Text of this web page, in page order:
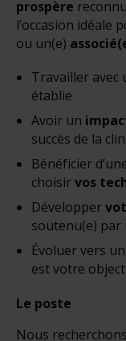
prospère
l’occasion idéale
ou un(e)
Travailler avec
établie
Avoir un
succès de la
Bénéficier
choisirvos
Développer
soutenu(e) par
Évoluer vers un
est votre
Le poste
Nous